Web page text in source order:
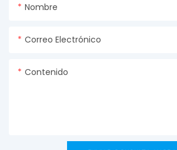
Nombre
Correo Electrónico
Contenido